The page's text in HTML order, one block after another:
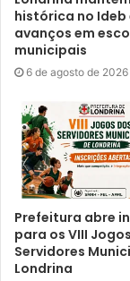
A Prefeitura
da Companhia
(CMTU), Instituto
e secretarias
(SMC).
Texto: Rebeca
Núcleo de
histórica no
avanços em
municipais
6 de agosto de 2026
Prefeitura abre
para os VIII
Servidores
Londrina